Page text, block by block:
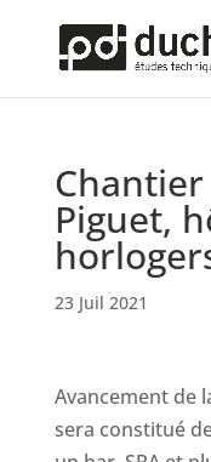
Piguet,
23 Juil 2021
Avancement de
sera constitué